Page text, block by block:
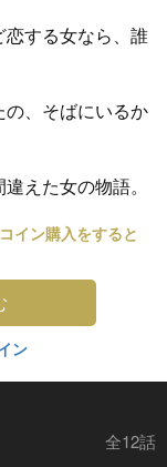
する女なら、誰
の、そばにいるか
えた女の物語。
イン購入をすると
ン
全12話